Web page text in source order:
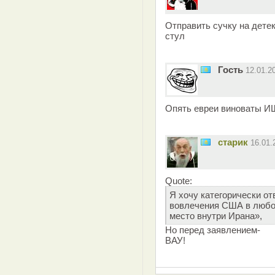
Отправить сучку на
стул
Гость
Опять евреи виноваты
старик
Quote:
Я хочу категорически
вовлечения США в
место внутри Ирана»,
Но перед заявлением-
ВАУ!